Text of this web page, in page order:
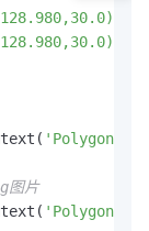
图片